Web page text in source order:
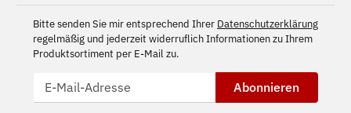
Bitte senden Sie mir entsprechend Ihrer Datenschutzerklärung
regelmäßig und jederzeit widerruflich Informationen zu Ihrem
Produktsortiment per E-Mail zu.
Abonnieren